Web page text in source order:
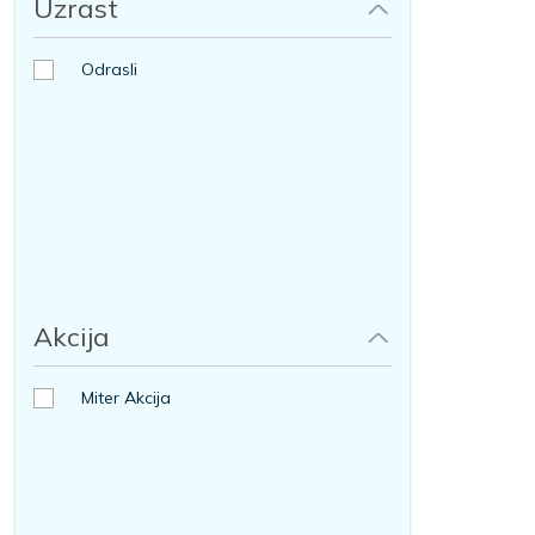
Uzrast
Odrasli
Akcija
Miter Akcija